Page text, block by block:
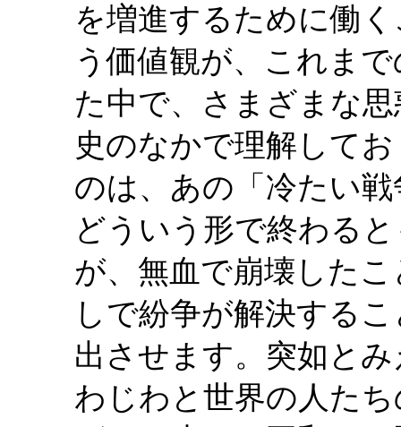
を増進するために働
う価値観が、これま
た中で、さまざまな
史のなかで理解して
のは、あの「冷たい
どういう形で終わる
が、無血で崩壊した
しで紛争が解決する
出させます。突如と
わじわと世界の人た